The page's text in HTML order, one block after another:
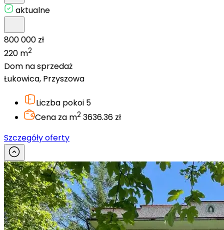
aktualne
800 000 zł
220 m2
Dom na sprzedaż
Łukowica, Przyszowa
Liczba pokoi 5
Cena za m2 3636.36 zł
Szczegóły oferty